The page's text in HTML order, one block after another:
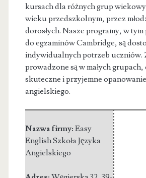
kursach dla różnych grup
wieku przedszkolnym, przez
dorosłych. Nasze programy, w
do egzaminów Cambridge, są
indywidualnych potrzeb uczniów.
prowadzone są w małych
skuteczne i przyjemne
angielskiego.
Nazwa firmy: Easy
English Szkoła Języka
Angielskiego